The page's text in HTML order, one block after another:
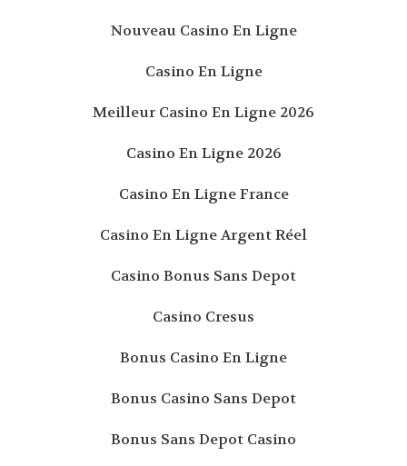
Nouveau Casino En Ligne
Casino En Ligne
Meilleur Casino En Ligne 2026
Casino En Ligne 2026
Casino En Ligne France
Casino En Ligne Argent Réel
Casino Bonus Sans Depot
Casino Cresus
Bonus Casino En Ligne
Bonus Casino Sans Depot
Bonus Sans Depot Casino